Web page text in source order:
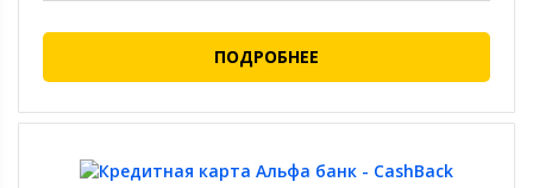
ПОДРОБНЕЕ